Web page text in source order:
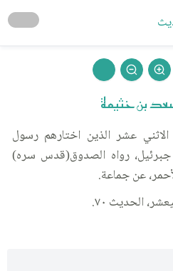
عشر الذين اختارهم رسول
رواه الصدوق(قدس سره)
عن جماعة.
الحديث ٧٠.